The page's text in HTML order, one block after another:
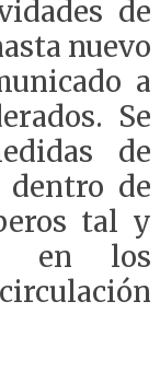
de
nuevo
a
Se
de
dentro de
tal y
en los